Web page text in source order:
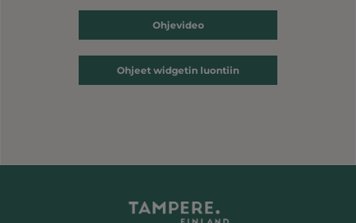
Ohjevideo
Ohjeet widgetin luontiin